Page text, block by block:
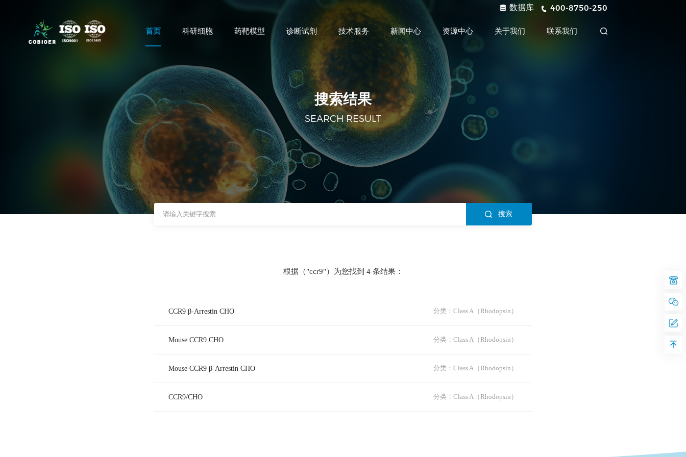
数据库 400-8750-250
首页 科研细胞 药靶模型 诊断试剂 技术服务 新闻中心 资源中心 关于我们 联系我们
搜索结果
SEARCH RESULT
搜索
根据（"ccr9"）为您找到 4 条结果：
CCR9 β-Arrestin CHO 分类：Class A（Rhodopsin）
Mouse CCR9 CHO 分类：Class A（Rhodopsin）
Mouse CCR9 β-Arrestin CHO 分类：Class A（Rhodopsin）
CCR9/CHO 分类：Class A（Rhodopsin）